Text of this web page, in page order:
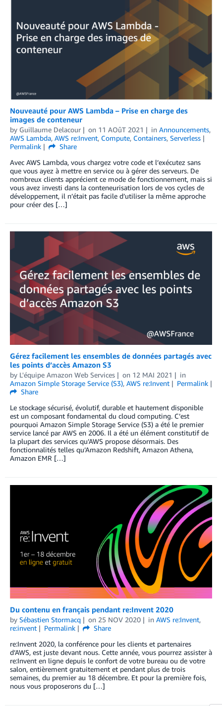
Nouveauté pour AWS Lambda – Prise en charge des
images de conteneur
by Guillaume Delacour on 11 AOûT 2021 in Announcements,
AWS Lambda, AWS re:Invent, Compute, Containers, Serverless
Permalink
Share
Avec AWS Lambda, vous chargez votre code et l’exécutez sans
que vous ayez à mettre en service ou à gérer des serveurs. De
nombreux clients apprécient ce mode de fonctionnement, mais si
vous avez investi dans la conteneurisation lors de vos cycles de
développement, il n’était pas facile d’utiliser la même approche
pour créer des […]
Gérez facilement les ensembles de données partagés avec
les points d’accès Amazon S3
by L'équipe Amazon Web Services on 12 MAI 2021
in
Amazon Simple Storage Service (S3), AWS re:Invent
Permalink
Share
Le stockage sécurisé, évolutif, durable et hautement disponible
est un composant fondamental du cloud computing. C’est
pourquoi Amazon Simple Storage Service (S3) a été le premier
service lancé par AWS en 2006. Il a été un élément constitutif de
la plupart des services qu’AWS propose désormais. Des
fonctionnalités telles qu’Amazon Redshift, Amazon Athena,
Amazon EMR […]
Du contenu en français pendant re:Invent 2020
by Sébastien Stormacq on 25 NOV 2020 in AWS re:Invent,
re:invent
Permalink
Share
re:Invent 2020, la conférence pour les clients et partenaires
d’AWS, est juste devant nous. Cette année, vous pourrez assister à
re:Invent en ligne depuis le confort de votre bureau ou de votre
salon, entièrement gratuitement et pendant plus de trois
semaines, du premier au 18 décembre. Et pour la première fois,
nous vous proposerons du […]